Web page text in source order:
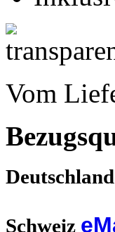
Vom
Deutschland
Schweiz